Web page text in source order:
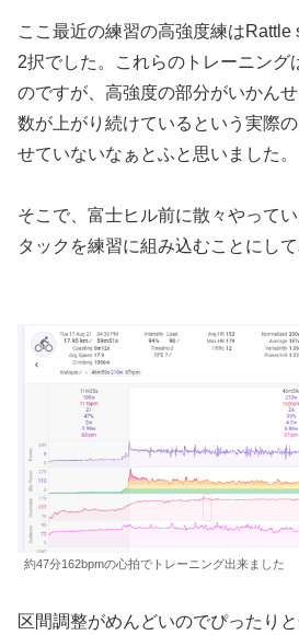
ここ最近の練習の高強度練は
2択でした。これらのトレーニング
のですが、高強度の部分がいかん
数が上がり続けているという実際
せていないなぁとふと思いました。
そこで、富士ヒル前に散々やって
タックを練習に組み込むことにして
約47分162bpmの心拍でトレーニング出来ました
区間調整がめんどいのでぴったり